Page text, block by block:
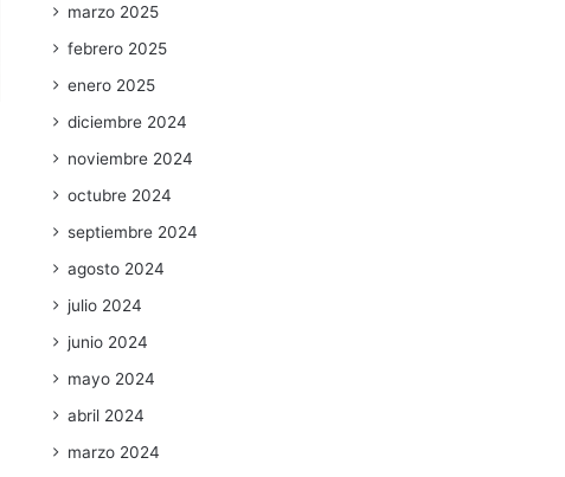
marzo 2025
febrero 2025
enero 2025
diciembre 2024
noviembre 2024
octubre 2024
septiembre 2024
agosto 2024
julio 2024
junio 2024
mayo 2024
abril 2024
marzo 2024